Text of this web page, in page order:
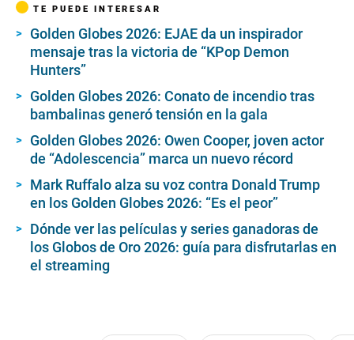
TE PUEDE INTERESAR
Golden Globes 2026: EJAE da un inspirador
mensaje tras la victoria de “KPop Demon
Hunters”
Golden Globes 2026: Conato de incendio tras
bambalinas generó tensión en la gala
Golden Globes 2026: Owen Cooper, joven actor
de “Adolescencia” marca un nuevo récord
Mark Ruffalo alza su voz contra Donald Trump
en los Golden Globes 2026: “Es el peor”
Dónde ver las películas y series ganadoras de
los Globos de Oro 2026: guía para disfrutarlas en
el streaming